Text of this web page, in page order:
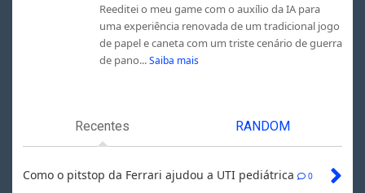
Reeditei o meu game com o auxílio da IA para
uma experiência renovada de um tradicional jogo
de papel e caneta com um triste cenário de guerra
de pano... Saiba mais
Recentes RANDOM
Como o pitstop da Ferrari ajudou a UTI pediátrica 0